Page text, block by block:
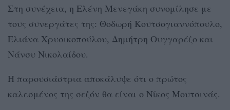
Στη συνέχεια, η Ελένη Μενεγάκη συνομίλησε με
τους συνεργάτες της: Θοδωρή Κουτσογιαννόπουλο,
Ελιάνα Χρυσικοπούλου, Δημήτρη Ουγγαρέζο και
Νάνσυ Νικολαίδου.
Η παρουσιάστρια αποκάλυψε ότι ο πρώτος
καλεσμένος της σεζόν θα είναι ο Νίκος Μουτσινάς.